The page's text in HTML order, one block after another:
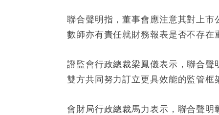
聯合聲明指，董事會應注意其對上
數師亦有責任就財務報表是否不存在
證監會行政總裁梁鳳儀表示，聯合
雙方共同努力訂立更具效能的監管框
會財局行政總裁馬力表示，聯合聲